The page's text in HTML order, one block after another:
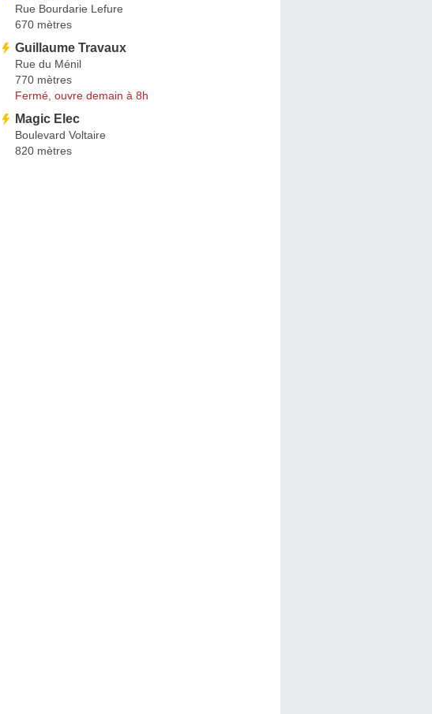
Rue Bourdarie Lefure
670 mètres
Guillaume Travaux
Rue du Ménil
770 mètres
Fermé, ouvre demain à 8h
Magic Elec
Boulevard Voltaire
820 mètres